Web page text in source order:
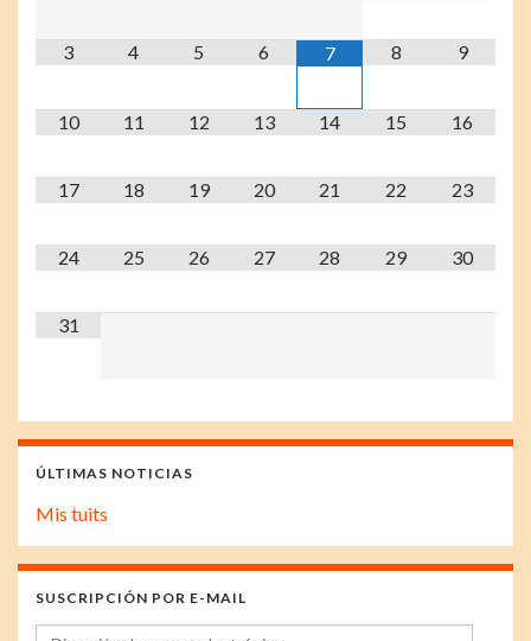
3 4 5 6 7 8 9
10 11 12 13 14 15 16
17 18 19 20 21 22 23
24 25 26 27 28 29 30
31
ÚLTIMAS NOTICIAS
Mis tuits
SUSCRIPCIÓN POR E-MAIL
Dirección de correo electrónico